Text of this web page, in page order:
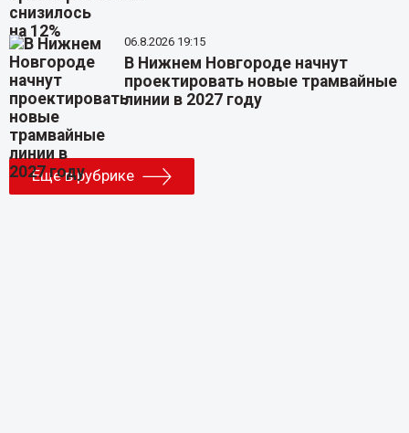
06.8.2026 19:15
В Нижнем Новгороде начнут
проектировать новые трамвайные
линии в 2027 году
Еще в рубрике